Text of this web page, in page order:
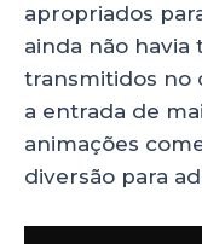
apropriados
ainda não havia
transmitidos no
a entrada de
animações
diversão para